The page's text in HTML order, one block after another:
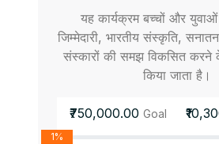
यह कार्यक्रम बच्चों और
जिम्मेदारी, भारतीय संस्कृति,
संस्कारों की समझ विकसित करने
किया जाता है।
₹750,000.00 Goal
1%